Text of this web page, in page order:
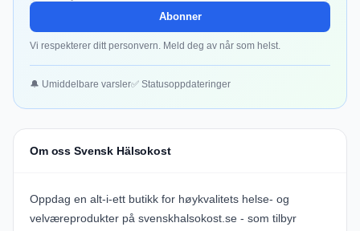
Abonner
Vi respekterer ditt personvern. Meld deg av når som helst.
🔔 Umiddelbare varsler✅ Statusoppdateringer
Om oss Svensk Hälsokost
Oppdag en alt-i-ett butikk for høykvalitets helse- og
velværeprodukter på svenskhalsokost.se - som tilbyr